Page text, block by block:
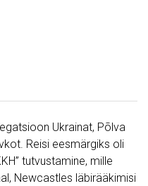
Ukrainat, Põlva
Reisi eesmärgiks oli
tutvustamine, mille
Newcastles läbirääkimisi